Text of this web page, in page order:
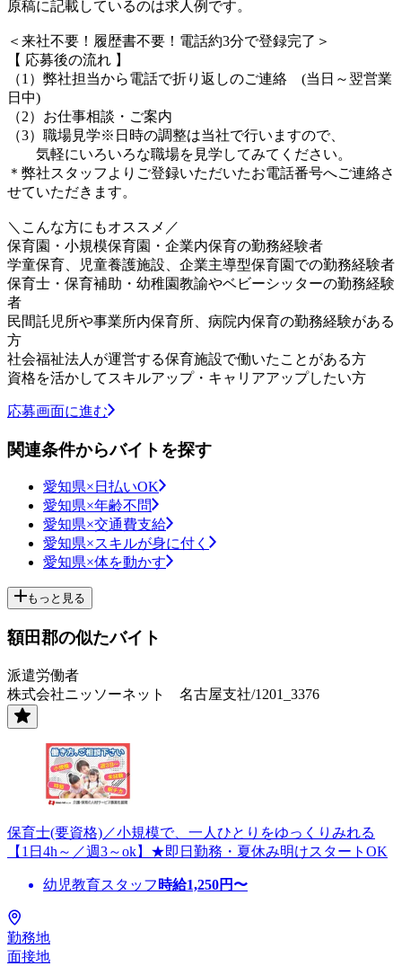
原稿に記載しているのは求人例です。
＜来社不要！履歴書不要！電話約3分で登録完了＞
【 応募後の流れ 】
（1）弊社担当から電話で折り返しのご連絡 (当日～翌営業
日中)
（2）お仕事相談・ご案内
（3）職場見学※日時の調整は当社で行いますので、
気軽にいろいろな職場を見学してみてください。
＊弊社スタッフよりご登録いただいたお電話番号へご連絡さ
せていただきます。
＼こんな方にもオススメ／
保育園・小規模保育園・企業内保育の勤務経験者
学童保育、児童養護施設、企業主導型保育園での勤務経験者
保育士・保育補助・幼稚園教諭やベビーシッターの勤務経験
者
民間託児所や事業所内保育所、病院内保育の勤務経験がある
方
社会福祉法人が運営する保育施設で働いたことがある方
資格を活かしてスキルアップ・キャリアアップしたい方
応募画面に進む
関連条件からバイトを探す
愛知県×日払いOK
愛知県×年齢不問
愛知県×交通費支給
愛知県×スキルが身に付く
愛知県×体を動かす
もっと見る
額田郡の似たバイト
派遣労働者
株式会社ニッソーネット 名古屋支社/1201_3376
保育士(要資格)／小規模で、一人ひとりをゆっくりみれる
【1日4h～／週3～ok】★即日勤務・夏休み明けスタートOK
幼児教育スタッフ 時給1,250円〜
勤務地
面接地